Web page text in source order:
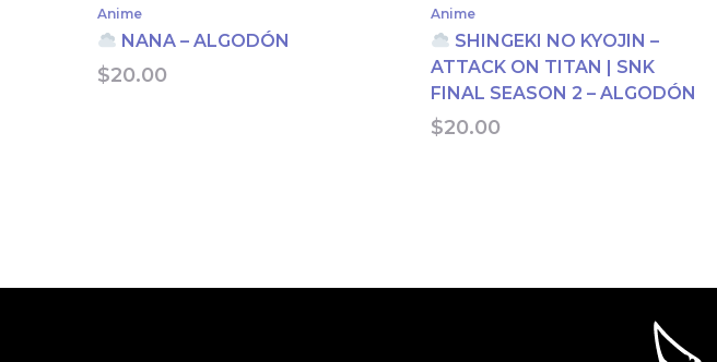
Anime
NANA – ALGODÓN
$20.00
Anime
SHINGEKI NO KYOJIN –
ATTACK ON TITAN | SNK
FINAL SEASON 2 – ALGODÓN
$20.00